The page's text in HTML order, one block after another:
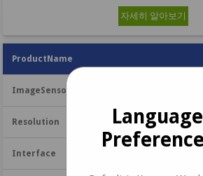
자세히 알아보기
Language